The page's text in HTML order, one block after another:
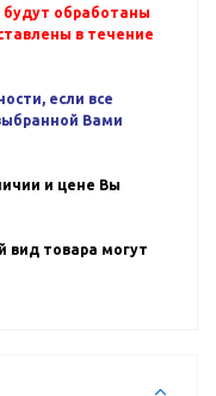
будут обработаны
в течение
если все
Вами
и цене Вы
вид товара могут